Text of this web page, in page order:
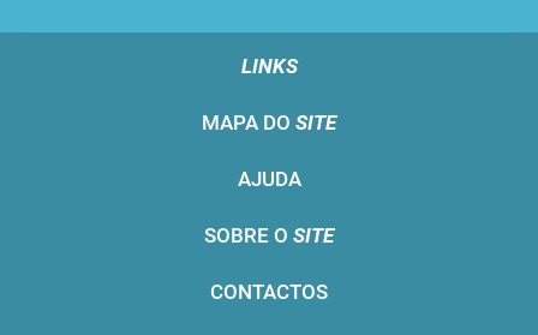
LINKS
MAPA DO SITE
AJUDA
SOBRE O SITE
CONTACTOS